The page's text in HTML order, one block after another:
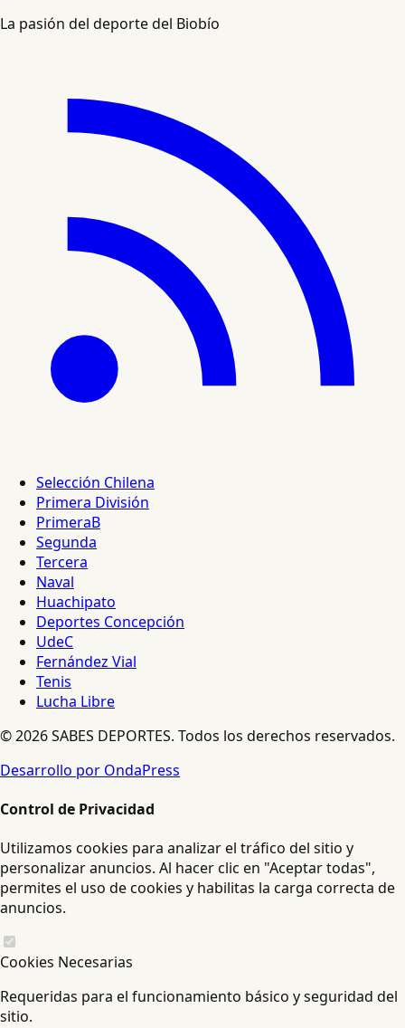
La pasión del deporte del Biobío
Selección Chilena
Primera División
PrimeraB
Segunda
Tercera
Naval
Huachipato
Deportes Concepción
UdeC
Fernández Vial
Tenis
Lucha Libre
© 2026 SABES DEPORTES. Todos los derechos reservados.
Desarrollo por OndaPress
Control de Privacidad
Utilizamos cookies para analizar el tráfico del sitio y
personalizar anuncios. Al hacer clic en "Aceptar todas",
permites el uso de cookies y habilitas la carga correcta de
anuncios.
Cookies Necesarias
Requeridas para el funcionamiento básico y seguridad del
sitio.